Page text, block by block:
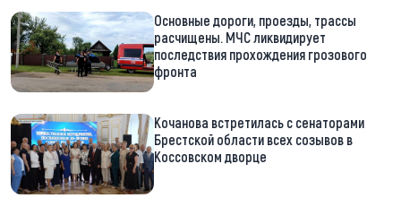
Основные дороги, проезды, трассы
расчищены. МЧС ликвидирует
последствия прохождения грозового
фронта
Кочанова встретилась с сенаторами
Брестской области всех созывов в
Коссовском дворце